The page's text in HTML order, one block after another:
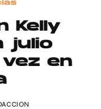
Kelly
julio
en